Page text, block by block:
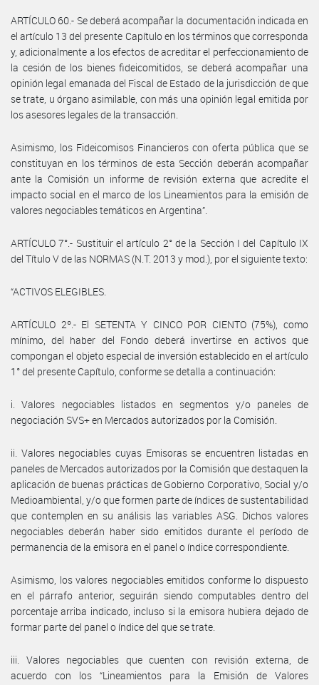
ARTÍCULO 60.- Se deberá acompañar la documentación indicada en
el artículo 13 del presente Capítulo en los términos que corresponda
y, adicionalmente a los efectos de acreditar el perfeccionamiento de
la cesión de los bienes fideicomitidos, se deberá acompañar una
opinión legal emanada del Fiscal de Estado de la jurisdicción de que
se trate, u órgano asimilable, con más una opinión legal emitida por
los asesores legales de la transacción.
Asimismo, los Fideicomisos Financieros con oferta pública que se
constituyan en los términos de esta Sección deberán acompañar
ante la Comisión un informe de revisión externa que acredite el
impacto social en el marco de los Lineamientos para la emisión de
valores negociables temáticos en Argentina”.
ARTÍCULO 7°.- Sustituir el artículo 2° de la Sección I del Capítulo IX
del Título V de las NORMAS (N.T. 2013 y mod.), por el siguiente texto:
“ACTIVOS ELEGIBLES.
ARTÍCULO 2º.- El SETENTA Y CINCO POR CIENTO (75%), como
mínimo, del haber del Fondo deberá invertirse en activos que
compongan el objeto especial de inversión establecido en el artículo
1° del presente Capítulo, conforme se detalla a continuación:
i. Valores negociables listados en segmentos y/o paneles de
negociación SVS+ en Mercados autorizados por la Comisión.
ii. Valores negociables cuyas Emisoras se encuentren listadas en
paneles de Mercados autorizados por la Comisión que destaquen la
aplicación de buenas prácticas de Gobierno Corporativo, Social y/o
Medioambiental, y/o que formen parte de índices de sustentabilidad
que contemplen en su análisis las variables ASG. Dichos valores
negociables deberán haber sido emitidos durante el período de
permanencia de la emisora en el panel o índice correspondiente.
Asimismo, los valores negociables emitidos conforme lo dispuesto
en el párrafo anterior, seguirán siendo computables dentro del
porcentaje arriba indicado, incluso si la emisora hubiera dejado de
formar parte del panel o índice del que se trate.
iii. Valores negociables que cuenten con revisión externa, de
acuerdo con los “Lineamientos para la Emisión de Valores